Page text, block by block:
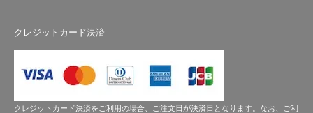
クレジットカード決済
クレジットカード決済をご利用の場合、ご注文日が決済日となります。なお、ご利